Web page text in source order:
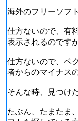
海外のフリーソフ
仕方ないので、有
表示されるのです
仕方ないので、ベ
者からのマイナス
そんな時、見つけ
たぶん、たまたま